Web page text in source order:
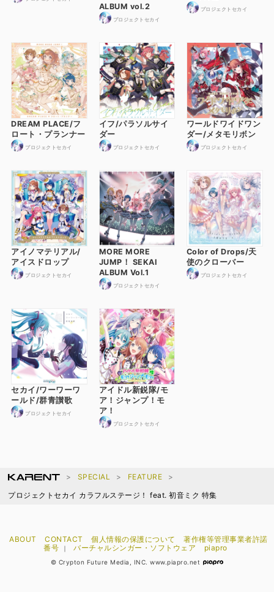
ALBUM vol.2
プロジェクトセカイ
プロジェクトセカイ
DREAM PLACE/フ
ロート・プランナー
プロジェクトセカイ
イフ/パラソルサイ
ダー
プロジェクトセカイ
ワールドワイドワン
ダー/メタモリボン
プロジェクトセカイ
アイノマテリアル/
アイスドロップ
プロジェクトセカイ
MORE MORE
JUMP！ SEKAI
ALBUM Vol.1
プロジェクトセカイ
Color of Drops/天
使のクローバー
プロジェクトセカイ
セカイ/ワーワーワ
ールド/群青讃歌
プロジェクトセカイ
アイドル新鋭隊/モ
ア！ジャンプ！モ
ア！
プロジェクトセカイ
SPECIAL
FEATURE
プロジェクトセカイ カラフルステージ！ feat. 初音ミク 特集
ABOUT CONTACT 個人情報の保護について
著作権等管理事業者許諾
番号
｜ バーチャルシンガー・ソフトウェア piapro
© Crypton Future Media, INC. www.piapro.net